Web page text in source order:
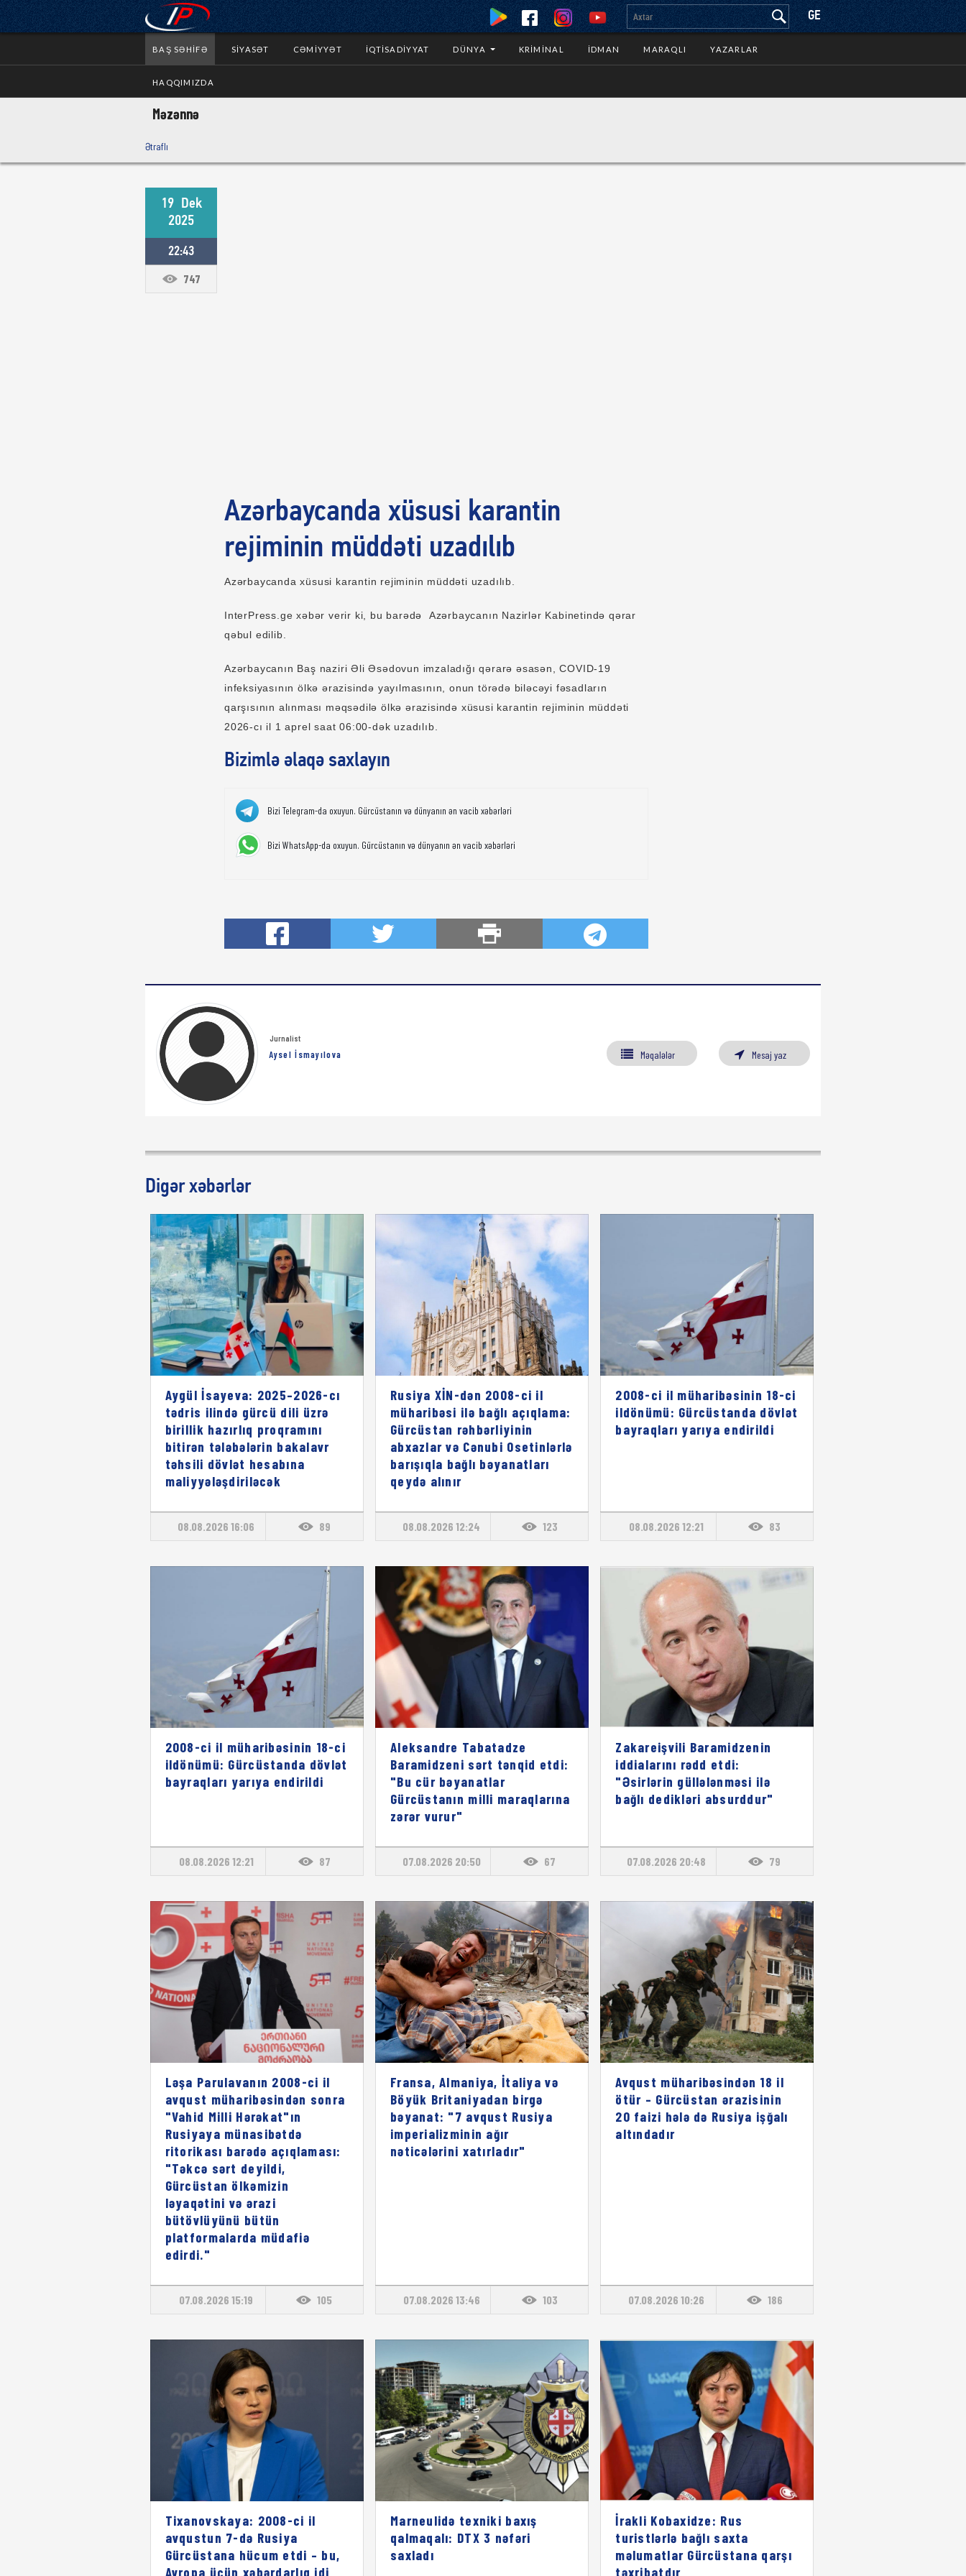
GE
BAŞ SƏHIFƏ SIYASƏT CƏMIYYƏT İQTISADIYYAT DÜNYA KRIMINAL İDMAN MARAQLI YAZARLAR
HAQQIMIZDA
Məzənnə
Ətraflı
19 Dek
2025
22:43
747
Azərbaycanda xüsusi karantin
rejiminin müddəti uzadılıb
Azərbaycanda xüsusi karantin rejiminin müddəti uzadılıb.
InterPress.ge xəbər verir ki, bu barədə Azərbaycanın Nazirlər Kabinetində qərar
qəbul edilib.
Azərbaycanın Baş naziri Əli Əsədovun imzaladığı qərarə əsasən, COVID-19
infeksiyasının ölkə ərazisində yayılmasının, onun törədə biləcəyi fəsadların
qarşısının alınması məqsədilə ölkə ərazisində xüsusi karantin rejiminin müddəti
2026-cı il 1 aprel saat 06:00-dək uzadılıb.
Bizimlə əlaqə saxlayın
Bizi Telegram-da oxuyun. Gürcüstanın və dünyanın ən vacib xəbərləri
Bizi WhatsApp-da oxuyun. Gürcüstanın və dünyanın ən vacib xəbərləri
Jurnalist
Aysel İsmayılova Məqalələr Mesaj yaz
Digər xəbərlər
Aygül İsayeva: 2025–2026-cı
tədris ilində gürcü dili üzrə
birillik hazırlıq proqramını
bitirən tələbələrin bakalavr
təhsili dövlət hesabına
maliyyələşdiriləcək
08.08.2026 16:06 89
Rusiya XİN-dən 2008-ci il
müharibəsi ilə bağlı açıqlama:
Gürcüstan rəhbərliyinin
abxazlar və Cənubi Osetinlərlə
barışıqla bağlı bəyanatları
qeydə alınır
08.08.2026 12:24 123
2008-ci il müharibəsinin 18-ci
ildönümü: Gürcüstanda dövlət
bayraqları yarıya endirildi
08.08.2026 12:21 83
2008-ci il müharibəsinin 18-ci
ildönümü: Gürcüstanda dövlət
bayraqları yarıya endirildi
08.08.2026 12:21 87
Aleksandre Tabatadze
Baramidzeni sərt tənqid etdi:
"Bu cür bəyanatlar
Gürcüstanın milli maraqlarına
zərər vurur"
07.08.2026 20:50 67
Zakareişvili Baramidzenin
iddialarını rədd etdi:
"Əsirlərin güllələnməsi ilə
bağlı dedikləri absurddur"
07.08.2026 20:48 79
Ləşa Parulavanın 2008-ci il
avqust müharibəsindən sonra
"Vahid Milli Hərəkat"ın
Rusiyaya münasibətdə
ritorikası barədə açıqlaması:
"Təkcə sərt deyildi,
Gürcüstan ölkəmizin
ləyaqətini və ərazi
bütövlüyünü bütün
platformalarda müdafiə
edirdi."
07.08.2026 15:19 105
Fransa, Almaniya, İtaliya və
Böyük Britaniyadan birgə
bəyanat: "7 avqust Rusiya
imperializminin ağır
nəticələrini xatırladır"
07.08.2026 13:46 103
Avqust müharibəsindən 18 il
ötür – Gürcüstan ərazisinin
20 faizi hələ də Rusiya işğalı
altındadır
07.08.2026 10:26 186
Tixanovskaya: 2008-ci il
avqustun 7-də Rusiya
Gürcüstana hücum etdi – bu,
Avropa üçün xəbərdarlıq idi
Marneulidə texniki baxış
qalmaqalı: DTX 3 nəfəri
saxladı
İrakli Kobaxidze: Rus
turistlərlə bağlı saxta
məlumatlar Gürcüstana qarşı
təxribatdır